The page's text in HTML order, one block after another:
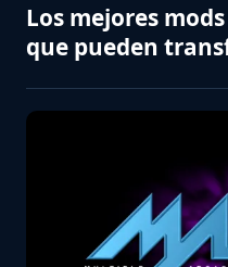
Los mejores mods
que pueden